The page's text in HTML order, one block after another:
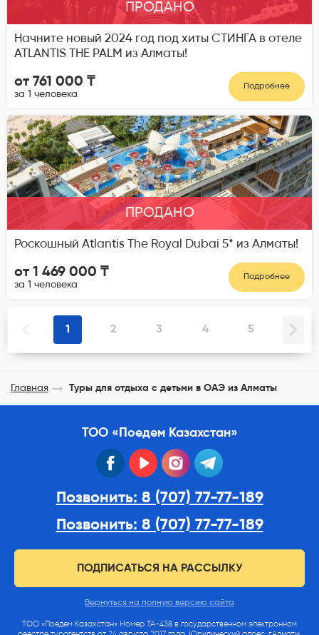
ПРОДАНО
Начните новый 2024 год под хиты СТИНГА в отеле
ATLANTIS THE PALM из Алматы!
от 761 000 ₸
за 1 человека
Подробнее
ПРОДАНО
Роскошный Atlantis The Royal Dubai 5* из Алматы!
от 1 469 000 ₸
за 1 человека
Подробнее
1 2 3 4 5
Главная Туры для отдыха с детьми в ОАЭ из Алматы
ТОО «Поедем Казахстан»
facebook youtube instagram
Позвонить: 8 (707) 77-77-189
Позвонить: 8 (707) 77-77-189
ПОДПИСАТЬСЯ НА РАССЫЛКУ
Вернуться на полную версию сайта
ТОО «Поедем Казахстан» Номер ТА-438 в государственном электронном